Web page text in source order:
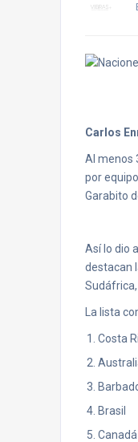
Carlos
Al menos
por
Garabito
Así lo dio
destacan
La lista
Costa
Brasil
Canadá